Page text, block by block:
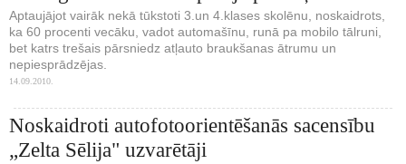
Aptaujājot vairāk nekā tūkstoti 3.un 4.klases skolēnu, noskaidrots,
ka 60 procenti vecāku, vadot automašīnu, runā pa mobilo tālruni,
bet katrs trešais pārsniedz atļauto braukšanas ātrumu un
nepiesprādzējas.
14.09.2010.
Noskaidroti autofotoorientēšanās sacensību
„Zelta Sēlija" uzvarētāji